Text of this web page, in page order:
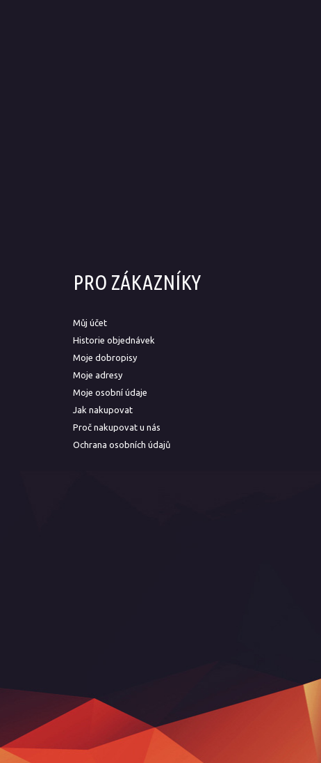
PRO ZÁKAZNÍKY
Můj účet
Historie objednávek
Moje dobropisy
Moje adresy
Moje osobní údaje
Jak nakupovat
Proč nakupovat u nás
Ochrana osobních údajů